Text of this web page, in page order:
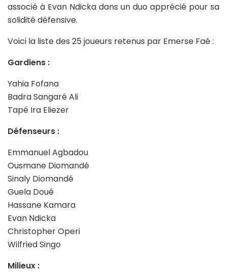
associé à Evan Ndicka dans un duo apprécié pour sa
solidité défensive.
Voici la liste des 25 joueurs retenus par Emerse Faé :
Gardiens :
Yahia Fofana
Badra Sangaré Ali
Tapé Ira Eliezer
Défenseurs :
Emmanuel Agbadou
Ousmane Diomandé
Sinaly Diomandé
Guela Doué
Hassane Kamara
Evan Ndicka
Christopher Operi
Wilfried Singo
Milieux :